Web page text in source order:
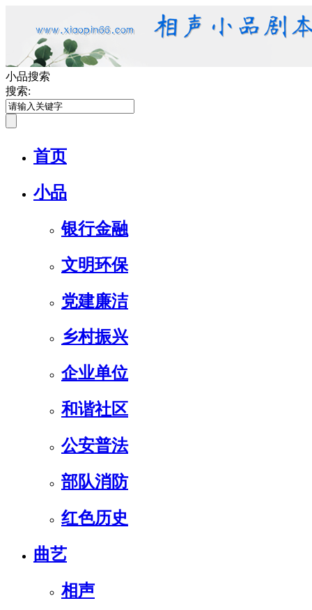
小品搜索
搜索:
首页
小品
银行金融
文明环保
党建廉洁
乡村振兴
企业单位
和谐社区
公安普法
部队消防
红色历史
曲艺
相声